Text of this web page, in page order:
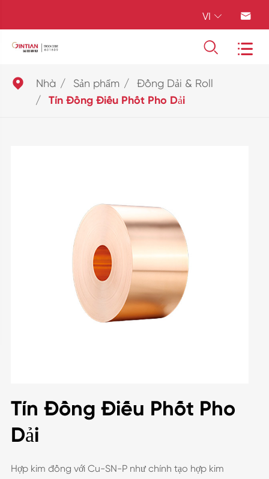
VI  
 
 Nhà Sản phẩm Đồng Dải & Roll
Tín Đồng Điếu Phốt Pho Dải
Tín Đồng Điếu Phốt Pho
Dải
Hợp kim đồng với Cu-SN-P như chính tạo hợp kim